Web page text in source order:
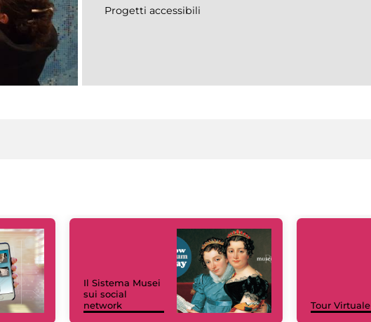
Progetti accessibili
Il Sistema Musei
sui social
network
Tour Virtuale